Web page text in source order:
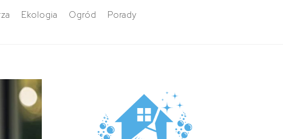
Ekologia Ogród Porady